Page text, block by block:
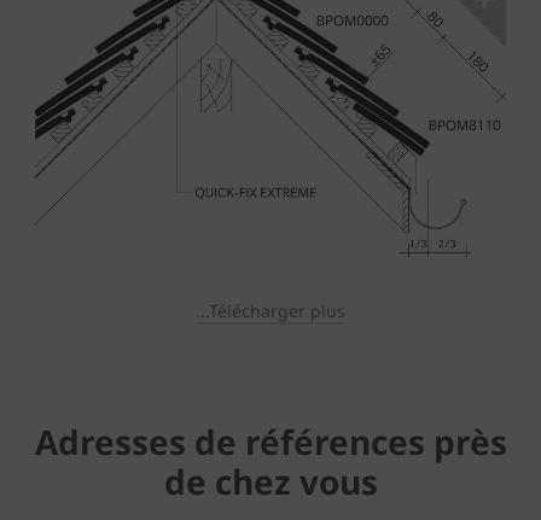
...Télécharger plus
Adresses de références près
de chez vous